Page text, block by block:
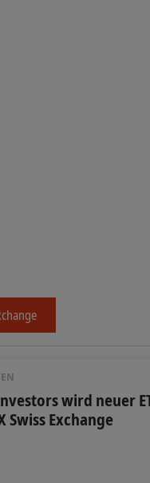
wird neuer
Swiss Exchange